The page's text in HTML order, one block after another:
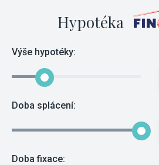
Hypotéka
Výše hypotéky:
Doba splácení:
Doba fixace: